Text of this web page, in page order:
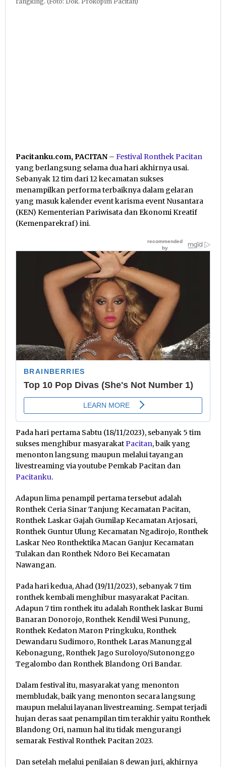
Pacitanku.com, PACITAN – Festival Ronthek Pacitan
yang berlangsung selama dua hari akhirnya usai.
Sebanyak 12 tim dari 12 kecamatan sukses
menampilkan performa terbaiknya dalam gelaran
yang masuk kalender event karisma event Nusantara
(KEN) Kementerian Pariwisata dan Ekonomi Kreatif
(Kemenparekraf) ini.
Pada hari pertama Sabtu (18/11/2023), sebanyak 5 tim
sukses menghibur masyarakatPacitan, baik yang
menonton langsung maupun melalui tayangan
livestreaming via youtube Pemkab Pacitan dan
Pacitanku.
Adapun lima penampil pertama tersebut adalah
Ronthek Ceria Sinar Tanjung Kecamatan Pacitan,
Ronthek Laskar Gajah Gumilap Kecamatan Arjosari,
Ronthek Guntur Ulung Kecamatan Ngadirojo, Ronthek
Laskar Neo Ronthektika Macan Ganjur Kecamatan
Tulakan dan Ronthek Ndoro Bei Kecamatan
Nawangan.
Pada hari kedua, Ahad (19/11/2023), sebanyak 7 tim
ronthek kembali menghibur masyarakat Pacitan.
Adapun 7 tim ronthek itu adalah Ronthek laskar Bumi
Banaran Donorojo, Ronthek Kendil Wesi Punung,
Ronthek Kedaton Maron Pringkuku, Ronthek
Dewandaru Sudimoro, Ronthek Laras Manunggal
Kebonagung, Ronthek Jago Suroloyo/Sutononggo
Tegalombo dan Ronthek Blandong Ori Bandar.
Dalam festival itu, masyarakat yang menonton
membludak, baik yang menonton secara langsung
maupun melalui layanan livestreaming. Sempat terjadi
hujan deras saat penampilan tim terakhir yaitu Ronthek
Blandong Ori, namun hal itu tidak mengurangi
semarak Festival Ronthek Pacitan 2023.
Dan setelah melalui penilaian 8 dewan juri, akhirnya